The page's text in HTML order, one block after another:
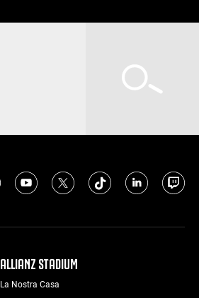
ALLIANZ STADIUM
La Nostra Casa